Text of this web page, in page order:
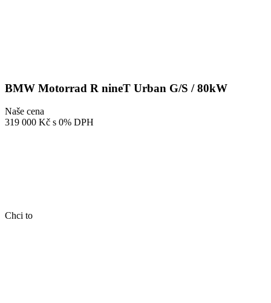
BMW Motorrad R nineT Urban G/S / 80kW
Naše cena
319 000 Kč s 0% DPH
Chci to